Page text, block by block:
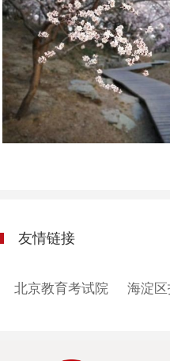
友情链接
北京教育考试院 海淀